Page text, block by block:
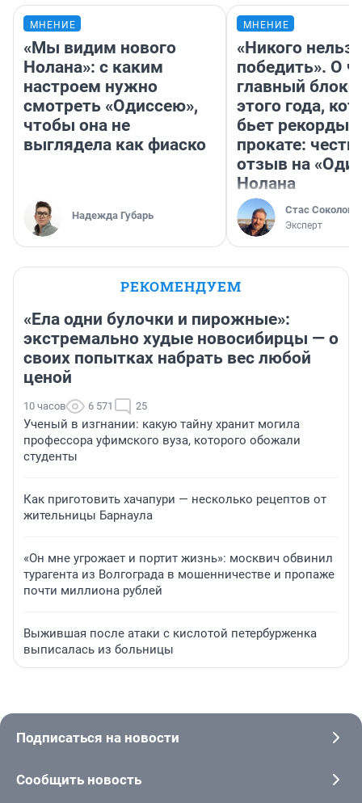
МНЕНИЕ
«Мы видим нового
Нолана»: с каким
настроем нужно
смотреть «Одиссею»,
чтобы она не
выглядела как фиаско
Надежда Губарь
МНЕНИЕ
«Никого нельзя
победить». О
главный
этого года,
бьет рекорды в
прокате:
отзыв на
Нолана
Стас Соколов
Эксперт
РЕКОМЕНДУЕМ
«Ела одни булочки и пирожные»:
экстремально худые новосибирцы — о
своих попытках набрать вес любой
ценой
10 часов 6 571 25
Ученый в изгнании: какую тайну хранит могила
профессора уфимского вуза, которого обожали
студенты
Как приготовить хачапури — несколько рецептов от
жительницы Барнаула
«Он мне угрожает и портит жизнь»: москвич обвинил
турагента из Волгограда в мошенничестве и пропаже
почти миллиона рублей
Выжившая после атаки с кислотой петербурженка
выписалась из больницы
Подписаться на новости
Сообщить новость